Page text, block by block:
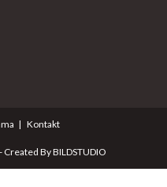
Kontakt
Created ByBILDSTUDIO